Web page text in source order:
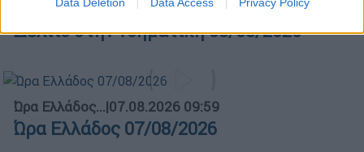
Δελτίο...|08.08.2026 16:18
Δελτίο στην νοηματική 08/08/2026
Ώρα Ελλάδος...|07.08.2026 09:59
Ώρα Ελλάδος 07/08/2026